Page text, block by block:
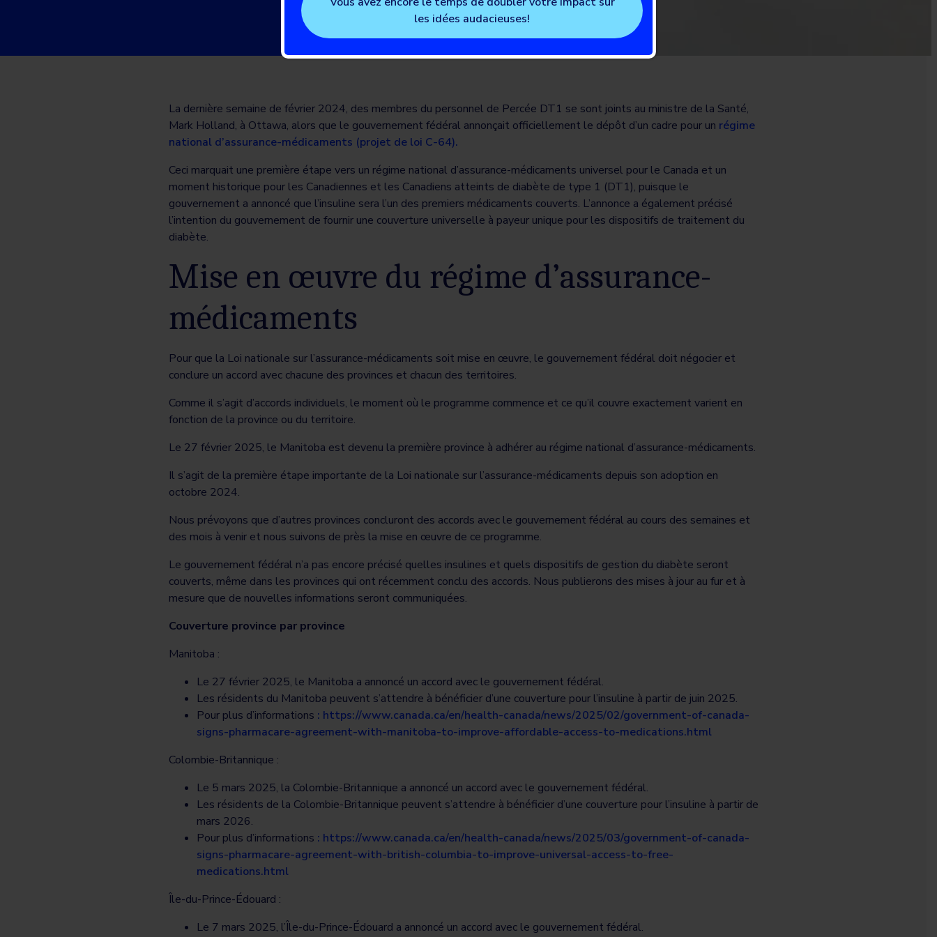
La dernière semaine de février 2024, des membres du personnel de Percée DT1 se sont joints au ministre de la Santé,
Mark Holland, à Ottawa, alors que le gouvernement fédéral annonçait officiellement le dépôt d’un cadre pour un régime
national d’assurance-médicaments (projet de loi C-64).
Ceci marquait une première étape vers un régime national d’assurance-médicaments universel pour le Canada et un
moment historique pour les Canadiennes et les Canadiens atteints de diabète de type 1 (DT1), puisque le
gouvernement a annoncé que l’insuline sera l’un des premiers médicaments couverts. L’annonce a également précisé
l’intention du gouvernement de fournir une couverture universelle à payeur unique pour les dispositifs de traitement du
diabète.
Mise en œuvre du régime d’assurance-
médicaments
Pour que la Loi nationale sur l’assurance-médicaments soit mise en œuvre, le gouvernement fédéral doit négocier et
conclure un accord avec chacune des provinces et chacun des territoires.
Comme il s’agit d’accords individuels, le moment où le programme commence et ce qu’il couvre exactement varient en
fonction de la province ou du territoire.
Le 27 février 2025, le Manitoba est devenu la première province à adhérer au régime national d’assurance-médicaments.
Il s’agit de la première étape importante de la Loi nationale sur l’assurance-médicaments depuis son adoption en
octobre 2024.
Nous prévoyons que d’autres provinces concluront des accords avec le gouvernement fédéral au cours des semaines et
des mois à venir et nous suivons de près la mise en œuvre de ce programme.
Le gouvernement fédéral n’a pas encore précisé quelles insulines et quels dispositifs de gestion du diabète seront
couverts, même dans les provinces qui ont récemment conclu des accords. Nous publierons des mises à jour au fur et à
mesure que de nouvelles informations seront communiquées.
Couverture province par province
Manitoba :
Le 27 février 2025, le Manitoba a annoncé un accord avec le gouvernement fédéral.
Les résidents du Manitoba peuvent s’attendre à bénéficier d’une couverture pour l’insuline à partir de juin 2025.
Pour plus d’informations : https://www.canada.ca/en/health-canada/news/2025/02/government-of-canada-
signs-pharmacare-agreement-with-manitoba-to-improve-affordable-access-to-medications.html
Colombie-Britannique :
Le 5 mars 2025, la Colombie-Britannique a annoncé un accord avec le gouvernement fédéral.
Les résidents de la Colombie-Britannique peuvent s’attendre à bénéficier d’une couverture pour l’insuline à partir de
mars 2026.
Pour plus d’informations : https://www.canada.ca/en/health-canada/news/2025/03/government-of-canada-
signs-pharmacare-agreement-with-british-columbia-to-improve-universal-access-to-free-
medications.html
Île-du-Prince-Édouard :
Le 7 mars 2025, l’Île-du-Prince-Édouard a annoncé un accord avec le gouvernement fédéral.
les idées audacieuses!